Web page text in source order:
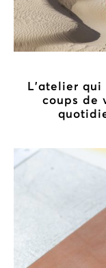
L’atelier
coups de